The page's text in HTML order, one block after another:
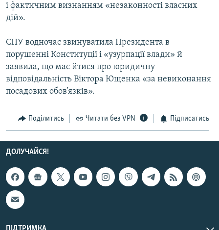
і фактичним визнанням «незаконності власних
дій».
СПУ водночас звинуватила Президента в
порушенні Конституції і «узурпації влади» й
заявила, що має йтися про юридичну
відповідальність Віктора Ющенка «за невиконання
посадових обов’язків».
Поділитись Читати без VPN Підписатись
ДОЛУЧАЙСЯ!